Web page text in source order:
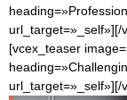
url_target=»_self»][/
[vcex_teaser
url_target=»_self»][/